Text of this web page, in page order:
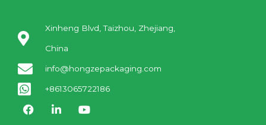
Xinheng Blvd, Taizhou, Zhejiang,
China
info@hongzepackaging.com
+8613065722186